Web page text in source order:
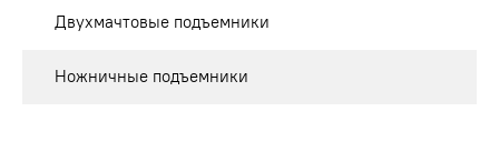
Двухмачтовые подъемники
Ножничные подъемники